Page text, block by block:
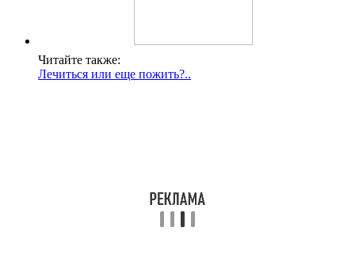
Читайте также:
Лечиться или еще пожить?..